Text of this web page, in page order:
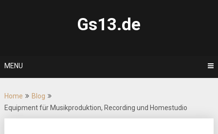
Gs13.de
MENU
Home
Blog
Equipment für Musikproduktion, Recording und Homestudio